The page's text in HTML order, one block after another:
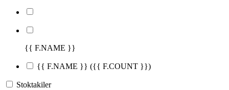
{{ F.NAME }}
{{ F.NAME }} ({{ F.COUNT }})
Stoktakiler